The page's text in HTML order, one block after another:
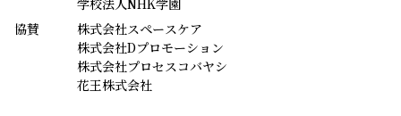
協賛
株式会社スペースケア
株式会社Dプロモーション
株式会社プロセスコバヤシ
花王株式会社